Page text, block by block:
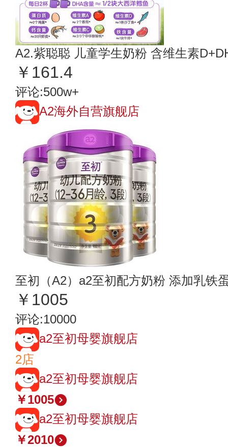
A2.紫聪聪 儿童学生奶粉 含维生素
￥161.4
评论:500w+
A2海外自营旗舰店
至初（A2）a2至初配方奶粉 添加乳铁
￥1005
评论:10000
a2至初母婴旗舰店
2店
a2至初母婴旗舰店
￥1005
a2至初母婴旗舰店
￥2010